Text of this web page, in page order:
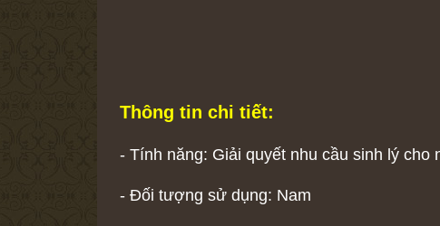
Thông tin chi tiết:
- Tính năng: Giải quyết nhu cầu sinh lý
- Đối tượng sử dụng: Nam